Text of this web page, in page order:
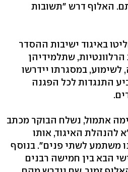
האלוף דרש "תשובות
באיגוד ישיבות ההסדר
שתלמידיהן
במסגרתו יידרשו
התנגדות לכל הפגנה
אתמול, נשלח הבוקר מכתב
להנהלת האיגוד, אותו
משתמע לשתי פנים". בנוסף
הבא בין חמישה רבנים